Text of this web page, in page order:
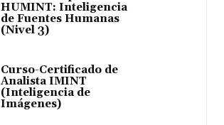
HUMINT: Inteligencia
de Fuentes Humanas
(Nivel 3)
Curso-Certificado de
Analista IMINT
(Inteligencia de
Imágenes)